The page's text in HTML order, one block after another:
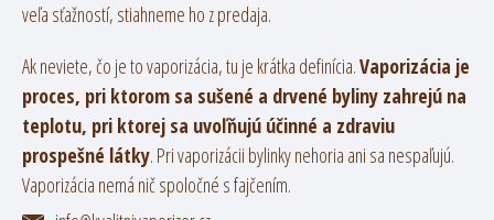
veľa sťažností, stiahneme ho z predaja.
Ak neviete, čo je to vaporizácia, tu je krátka definícia.Vaporizácia je
proces, pri ktorom sa sušené a drvené byliny zahrejú na
teplotu, pri ktorej sa uvoľňujú účinné a zdraviu
prospešné látky. Pri vaporizácii bylinky nehoria ani sa nespaľujú.
Vaporizácia nemá nič spoločné s fajčením.